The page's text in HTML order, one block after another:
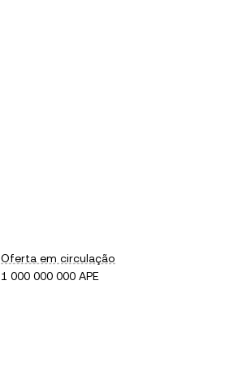
Oferta em circulação
1 000 000 000 APE